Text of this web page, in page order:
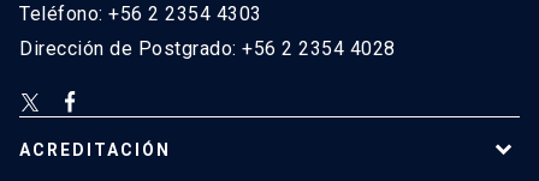
Teléfono: +56 2 2354 4303
Dirección de Postgrado: +56 2 2354 4028
ACREDITACIÓN